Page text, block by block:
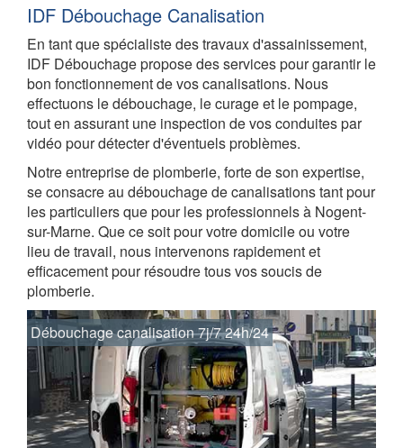
IDF Débouchage Canalisation
En tant que spécialiste des travaux d'assainissement,
IDF Débouchage propose des services pour garantir le
bon fonctionnement de vos canalisations. Nous
effectuons le débouchage, le curage et le pompage,
tout en assurant une inspection de vos conduites par
vidéo pour détecter d'éventuels problèmes.
Notre entreprise de plomberie, forte de son expertise,
se consacre au débouchage de canalisations tant pour
les particuliers que pour les professionnels à Nogent-
sur-Marne. Que ce soit pour votre domicile ou votre
lieu de travail, nous intervenons rapidement et
efficacement pour résoudre tous vos soucis de
plomberie.
Débouchage canalisation 7j/7 24h/24